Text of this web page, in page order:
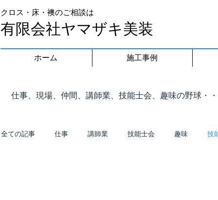
クロス・床・襖のご相談は
有限会社ヤマザキ美装
ホーム 施工事例
仕事、現場、仲間、講師業、技能士会、趣味の野球・
全ての記事 仕事 講師業 技能士会 趣味 技